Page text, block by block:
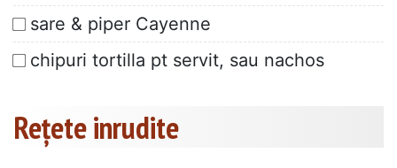
sare & piper Cayenne
chipuri tortilla pt servit, sau nachos
Rețete inrudite